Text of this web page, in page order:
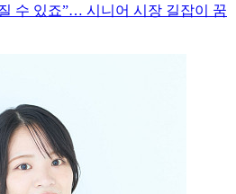
수 있죠”… 시니어 시장 길잡이 꿈